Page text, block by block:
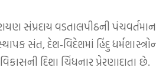
સંપ્રદાય વડતાલપીઠની
સંત, દેશ-વિદેશમાં હિંદુ
દિશા ચિંધનાર પ્રેરણાદાતા છે.